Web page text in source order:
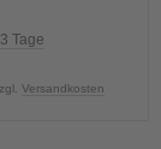
Tage
Versandkosten